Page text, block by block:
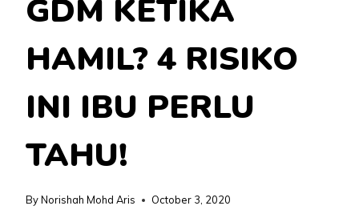
GDM KETIKA
HAMIL? 4 RISIKO
INI IBU PERLU
TAHU!
ByNorishah Mohd Aris October 3, 2020